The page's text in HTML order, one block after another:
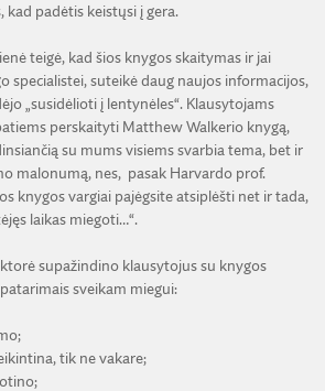
padėtis keistųsi į gera.
teigė, kad šios knygos skaitymas ir jai
specialistei, suteikė daug naujos informacijos,
„susidėlioti į lentynėles“. Klausytojams
perskaityti Matthew Walkerio knygą,
su mums visiems svarbia tema, bet ir
malonumą, nes, pasak Harvardo prof.
knygos vargiai pajėgsite atsiplėšti net ir tada,
laikas miegoti…“.
supažindino klausytojus su knygos
sveikam miegui:
tik ne vakare;